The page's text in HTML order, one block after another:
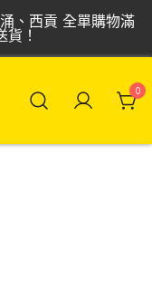
、西貢 全單購物滿
！
0